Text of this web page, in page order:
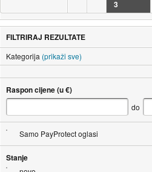
3
FILTRIRAJ REZULTATE
Kategorija (prikaži sve)
Raspon cijene (u €)
do
Samo PayProtect oglasi
Stanje